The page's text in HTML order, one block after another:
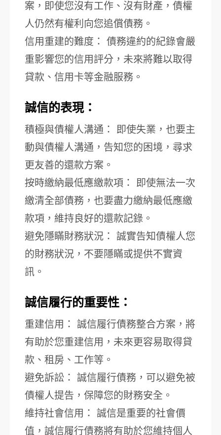
案，即使您沒有工作、沒有財產，債權
人仍然有權利向您追償債務。
信用重建的難度： 債務違約的紀錄會嚴
重影響您的信用評分，未來將難以取得
貸款、信用卡等金融服務。
誠信的表現：
積極與債權人溝通： 即使失業，也要主
動與債權人溝通，告知您的困境，尋求
更友善的還款方案。
按時繳納最低應繳款項： 即使無法一次
繳清全部債務，也要盡力繳納最低應繳
款項，維持良好的還款記錄。
避免隱瞞財務狀況： 誠實告知債權人您
的財務狀況，不要隱瞞或提供不實資
訊。
誠信履行的重要性：
重建信用： 誠信履行債務整合方案，將
有助於您重建信用，未來更容易取得貸
款、租房、工作等。
避免訴訟： 誠信履行債務，可以避免被
債權人提告，保障您的財務安全。
維持社會信用： 誠信是重要的社會價
值，誠信履行債務將有助於您維持個人